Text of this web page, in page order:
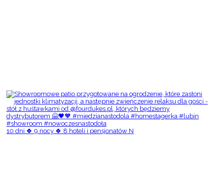
10 dni 🍀 9 nocy 🍀 8 hoteli i pensjonatów N